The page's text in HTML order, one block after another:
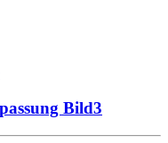
Bild3